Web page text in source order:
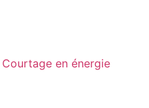
Courtage en énergie